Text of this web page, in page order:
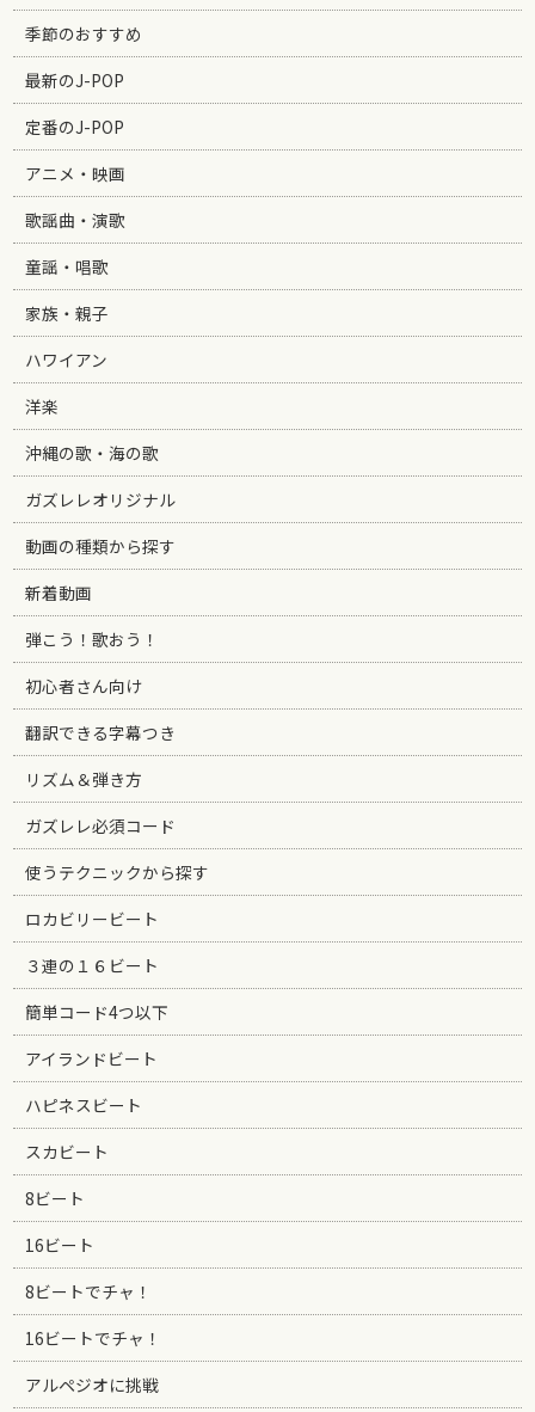
季節のおすすめ
最新のJ-POP
定番のJ-POP
アニメ・映画
歌謡曲・演歌
童謡・唱歌
家族・親子
ハワイアン
洋楽
沖縄の歌・海の歌
ガズレレオリジナル
動画の種類から探す
新着動画
弾こう！歌おう！
初心者さん向け
翻訳できる字幕つき
リズム＆弾き方
ガズレレ必須コード
使うテクニックから探す
ロカビリービート
３連の１６ビート
簡単コード4つ以下
アイランドビート
ハピネスビート
スカビート
8ビート
16ビート
8ビートでチャ！
16ビートでチャ！
アルペジオに挑戦